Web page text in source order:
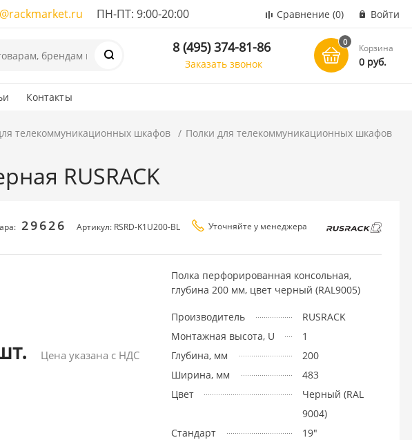
ПН-ПТ: 9:00-20:00 Сравнение (0) Войти
8 (495) 374-81-86
Заказать звонок
0
Корзина
0 руб.
Контакты
телекоммуникационных шкафов
Полки для телекоммуникационных шкафов
RUSRACK
29626 Артикул: RSRD-K1U200-BL Уточняйте у менеджера
Цена указана с НДС
Полка перфорированная консольная,
глубина 200 мм, цвет черный (RAL9005)
Производитель
RUSRACK
Монтажная высота, U
1
Глубина, мм
200
Ширина, мм
483
Цвет
Черный (RAL
9004)
Стандарт
19"